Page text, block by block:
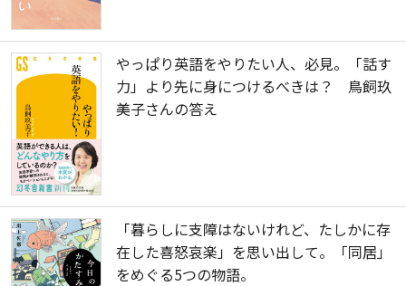
やっぱり英語をやりたい人、必見。「話す
力」より先に身につけるべきは？ 鳥飼玖
美子さんの答え
「暮らしに支障はないけれど、たしかに存
在した喜怒哀楽」を思い出して。「同居」
をめぐる5つの物語。